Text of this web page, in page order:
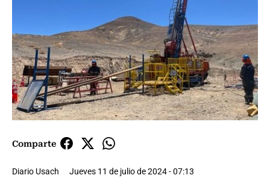
Comparte
Diario Usach Jueves 11 de julio de 2024 - 07:13